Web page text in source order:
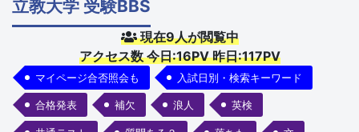
立教大学 受験BBS
現在9人が閲覧中
アクセス数 今日:16PV 昨日:117PV
マイページ合否照会も 入試日別・検索キーワード
合格発表 補欠 浪人 英検